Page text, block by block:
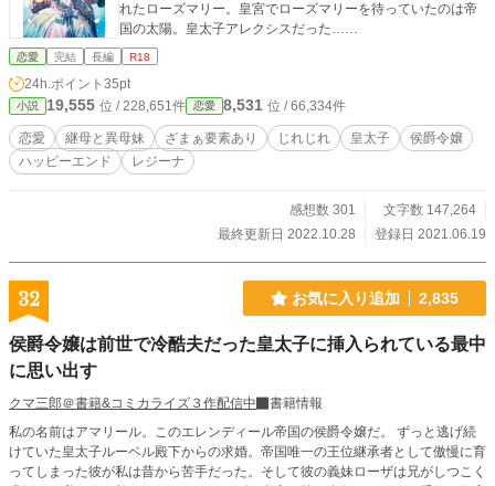
れたローズマリー。皇宮でローズマリーを待っていたのは帝
国の太陽。皇太子アレクシスだった……
恋愛 完結 長編 R18
24h.ポイント 35pt
小説 19,555 位 / 228,651件 恋愛 8,531 位 / 66,334件
恋愛 継母と異母妹 ざまぁ要素あり じれじれ 皇太子
侯爵令嬢
ハッピーエンド
レジーナ
感想数 301
文字数 147,264
最終更新日 2022.10.28
登録日 2021.06.19
32 お気に入り追加 2,835
侯爵令嬢は前世で冷酷夫だった皇太子に挿入られている最中
に思い出す
クマ三郎＠書籍&コミカライズ３作配信中
書籍情報
私の名前はアマリール。このエレンディール帝国の侯爵令嬢だ。 ずっと逃げ続
けていた皇太子ルーベル殿下からの求婚。帝国唯一の王位継承者として傲慢に育
ってしまった彼が私は昔から苦手だった。そして彼の義妹ローザは兄がしつこく